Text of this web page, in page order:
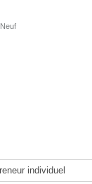
individuel